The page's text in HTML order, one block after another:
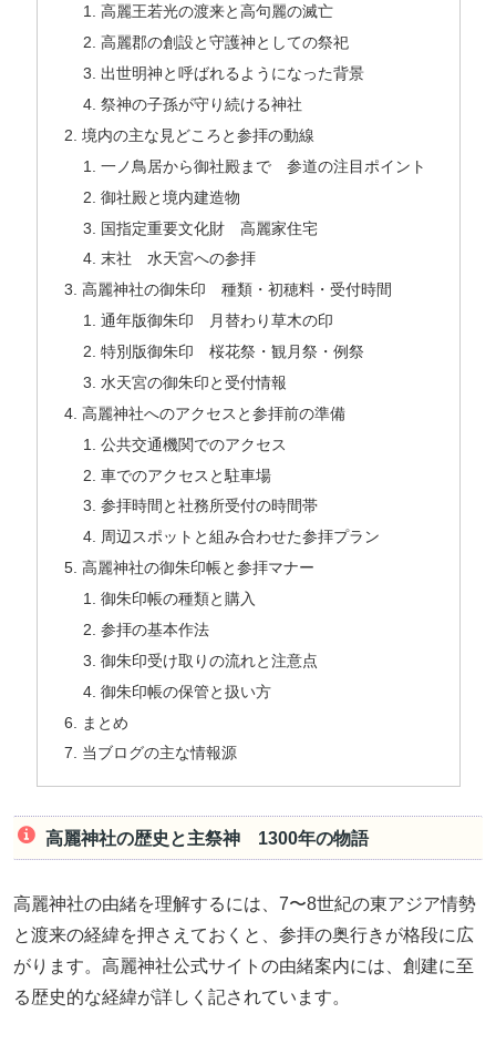
高麗王若光の渡来と高句麗の滅亡
高麗郡の創設と守護神としての祭祀
出世明神と呼ばれるようになった背景
祭神の子孫が守り続ける神社
境内の主な見どころと参拝の動線
一ノ鳥居から御社殿まで 参道の注目ポイント
御社殿と境内建造物
国指定重要文化財 高麗家住宅
末社 水天宮への参拝
高麗神社の御朱印 種類・初穂料・受付時間
通年版御朱印 月替わり草木の印
特別版御朱印 桜花祭・観月祭・例祭
水天宮の御朱印と受付情報
高麗神社へのアクセスと参拝前の準備
公共交通機関でのアクセス
車でのアクセスと駐車場
参拝時間と社務所受付の時間帯
周辺スポットと組み合わせた参拝プラン
高麗神社の御朱印帳と参拝マナー
御朱印帳の種類と購入
参拝の基本作法
御朱印受け取りの流れと注意点
御朱印帳の保管と扱い方
まとめ
当ブログの主な情報源
高麗神社の歴史と主祭神 1300年の物語
高麗神社の由緒を理解するには、7〜8世紀の東アジア情勢
と渡来の経緯を押さえておくと、参拝の奥行きが格段に広
がります。高麗神社公式サイトの由緒案内には、創建に至
る歴史的な経緯が詳しく記されています。